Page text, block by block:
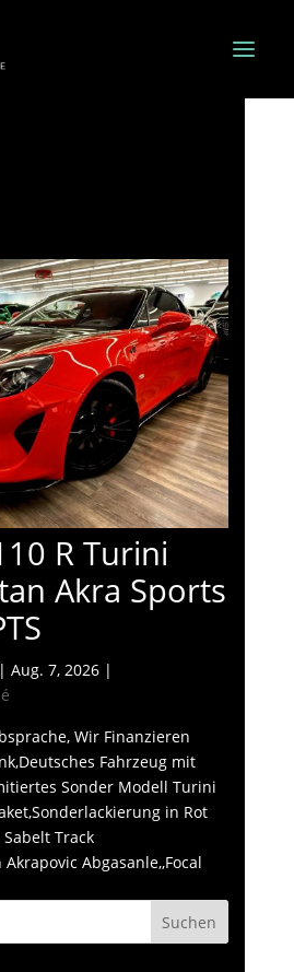
R Turini
Akra Sports
Aug. 7, 2026|
Wir Finanzieren
Fahrzeug mit
Sonder Modell Turini
in Rot
Track
Abgasanle,,Focal
Suchen